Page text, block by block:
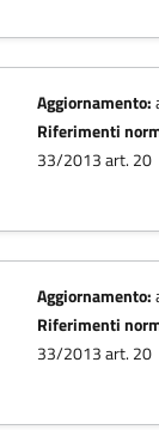
Aggiornamento:
Riferimenti
33/2013 art. 20
Aggiornamento:
Riferimenti
33/2013 art. 20